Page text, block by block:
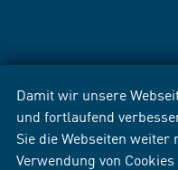
Damit wir unsere
und fortlaufend
Sie die Webseiten
Verwendung von